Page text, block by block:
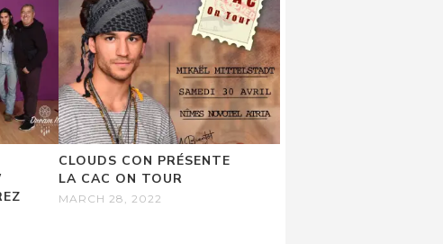
CLOUDS CON PRÉSENTE
LA CAC ON TOUR
MARCH 28, 2022